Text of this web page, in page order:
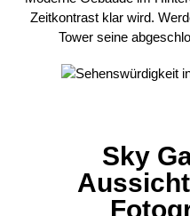
Zeitkontrast klar wird.
Tower seine
Sky